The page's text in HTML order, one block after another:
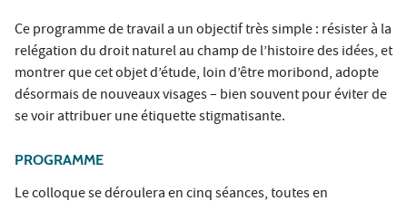
Ce programme de travail a un objectif très simple : résister à la
relégation du droit naturel au champ de l’histoire des idées, et
montrer que cet objet d’étude, loin d’être moribond, adopte
désormais de nouveaux visages – bien souvent pour éviter de
se voir attribuer une étiquette stigmatisante.
PROGRAMME
Le colloque se déroulera en cinq séances, toutes en